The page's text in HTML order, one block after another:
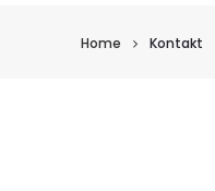
Home Kontakt